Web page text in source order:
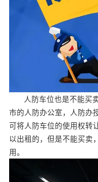
人防车位也是不能买
市的人防办公室，人防办
可将人防车位的使用权转
以出租的，但是不能买卖
用。